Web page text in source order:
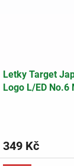
Letky Target
Logo L/ED No.6
349 Kč